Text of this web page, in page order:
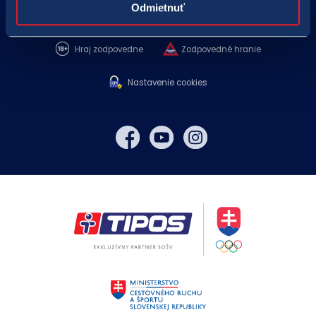
Odmietnuť
Hraj zodpovedne Zodpovedné hranie
Nastavenie cookies